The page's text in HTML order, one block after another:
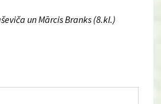
un Mārcis Branks (8.kl.)